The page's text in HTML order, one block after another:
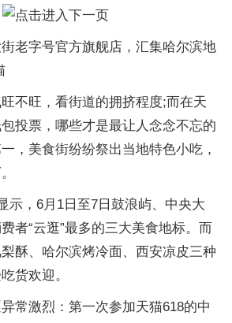
老字号官方旗舰店，汇集哈尔滨地
不旺，看街道的拥挤程度;而在天
投票，哪些才是最让人念念不忘的
，美食街纷纷祭出当地特色小吃，
示，6月1日至7日鼓浪屿、中央大
者“云逛”最多的三大美食地标。而
酥、哈尔滨烤冷面、西安凉皮三种
货欢迎。
常激烈：第一次参加天猫618的中